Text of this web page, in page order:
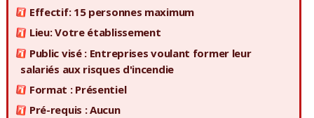
Effectif: 15 personnes maximum
Lieu: Votre établissement
Public visé : Entreprises voulant former leur
salariés aux risques d'incendie
Format : Présentiel
Pré-requis : Aucun